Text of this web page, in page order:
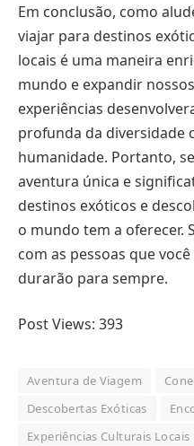
Em conclusão, como
viajar para destinos
locais é uma maneira
mundo e expandir
experiências
profunda da diversidade
humanidade. Portanto,
aventura única e
destinos exóticos e
o mundo tem a oferecer.
com as pessoas que
durarão para sempre.
Post Views: 393
Aventura de Viagem
Descobertas Exóticas
Experiências Culturais Locais